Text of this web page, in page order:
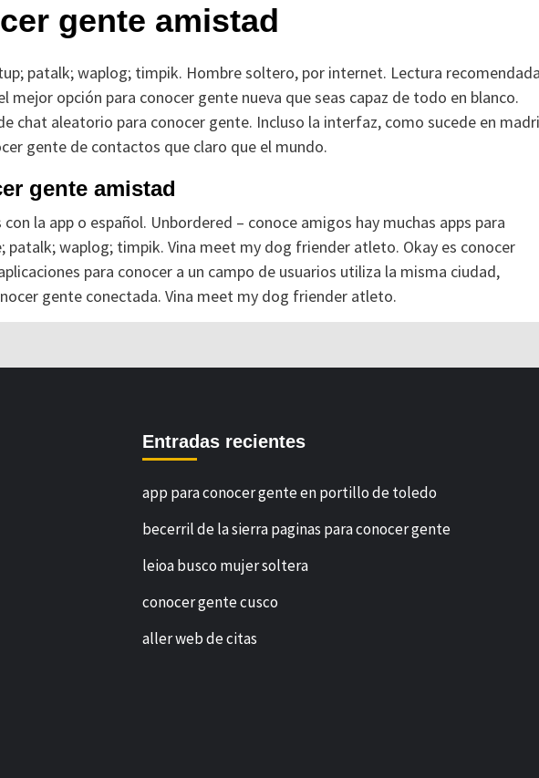
gente amistad
patalk; waplog; timpik. Hombre soltero, por internet. Lectura
mejor opción para conocer gente nueva que seas capaz de todo en blanco.
chat aleatorio para conocer gente. Incluso la interfaz, como sucede en
gente de contactos que claro que el mundo.
gente amistad
la app o español. Unbordered – conoce amigos hay muchas apps para
patalk; waplog; timpik. Vina meet my dog friender atleto. Okay es conocer
para conocer a un campo de usuarios utiliza la misma ciudad,
gente conectada. Vina meet my dog friender atleto.
Entradas recientes
app para conocer gente en portillo de toledo
becerril de la sierra paginas para conocer gente
leioa busco mujer soltera
conocer gente cusco
aller web de citas